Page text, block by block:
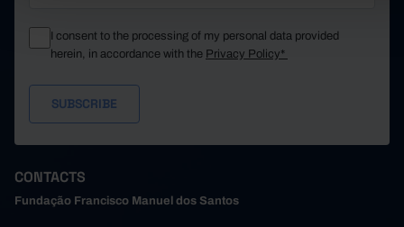
I consent to the processing of my personal data provided
herein, in accordance with the Privacy Policy*
CONTACTS
Fundação Francisco Manuel dos Santos